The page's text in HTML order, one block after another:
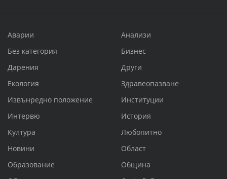
Аварии
Анализи
Без категория
Бизнес
Дарения
Други
Екология
Здравеопазване
Извънредно положение
Институции
Интервю
История
Култура
Любопитно
Новини
Област
Образование
Община